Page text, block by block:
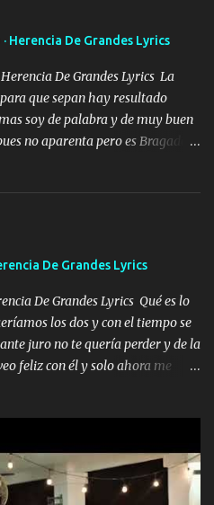
varios ya se han preguntado
allá por TJ para un licenciado
Choritas también Música
traigo un M2 que nunca me ha
un fuerte abrazo también al
y botellas destapando siempre
los que me conocen ya saben de
Herencia De Grandes Lyrics
De Grandes Lyrics La
que sepan hay resultado
soy de palabra y de muy buen
no aparenta pero es Bragado a
gran regalo Siempre me van a
aparato con cargador extendido
con mas ganas le doy todo
desde los trece y hasta la
soy bueno pero si me
aun lado ni uno con el otro no se
y para un amigo que está en
y de Louis Vuitton son mis
De Grandes Lyrics
De Grandes Lyrics Qué es lo
los dos y con el tiempo se
juro no te quería perder y de la
feliz con él y solo ahora me
en la soledad Porque me
feliz el final fue triste pa mí Y
moría por ti yo y la luna